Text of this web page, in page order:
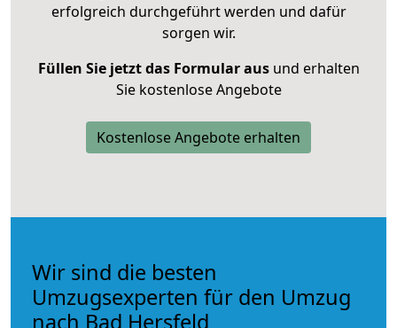
erfolgreich durchgeführt werden und dafür
sorgen wir.
Füllen Sie jetzt das Formular ausund erhalten
Sie kostenlose Angebote
Kostenlose Angebote erhalten
Wir sind die besten
Umzugsexperten für den Umzug
nach Bad Hersfeld